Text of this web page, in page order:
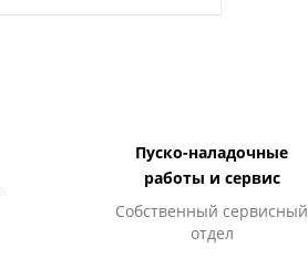
Пуско-наладочные
работы и сервис
Собственный сервисный
отдел